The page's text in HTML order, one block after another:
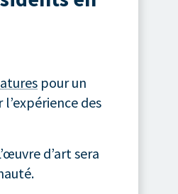
pour un
des
d’art sera